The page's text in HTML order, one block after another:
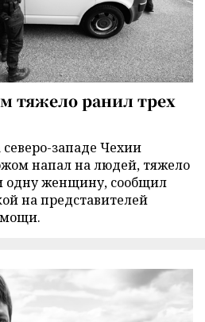
тяжело ранил трех
западе Чехии
напал на людей, тяжело
одну женщину, сообщил
на представителей